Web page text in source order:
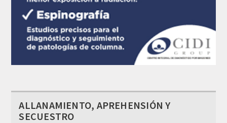
ALLANAMIENTO, APREHENSIÓN Y
SECUESTRO